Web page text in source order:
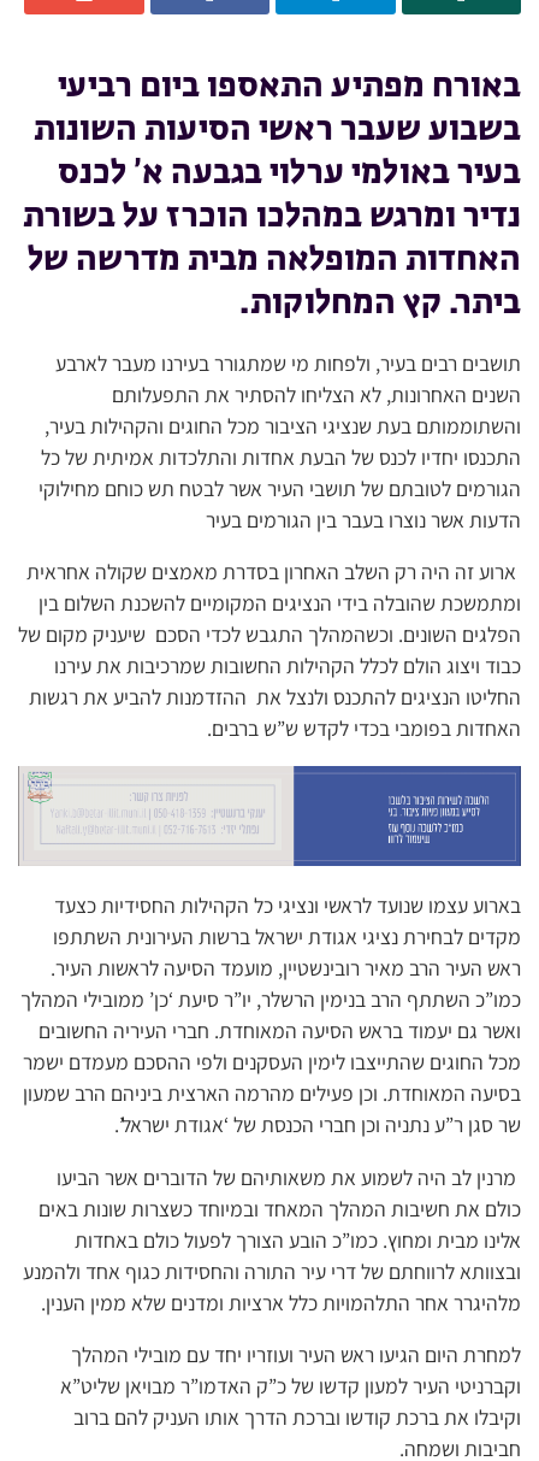
באורח מפתיע התאספו ביום רביעי
בשבוע שעבר ראשי הסיעות השונות
בעיר באולמי ערלוי בגבעה א’ לכנס
נדיר ומרגש במהלכו הוכרז על בשורת
האחדות המופלאה מבית מדרשה של
ביתר. קץ המחלוקות.
תושבים רבים בעיר, ולפחות מי שמתגורר בעירנו מעבר לארבע
השנים האחרונות, לא הצליחו להסתיר את התפעלותם
והשתוממותם בעת שנציגי הציבור מכל החוגים והקהילות בעיר,
התכנסו יחדיו לכנס של הבעת אחדות והתלכדות אמיתית של כל
הגורמים לטובתם של תושבי העיר אשר לבטח תש כוחם מחילוקי
הדעות אשר נוצרו בעבר בין הגורמים בעיר
ארוע זה היה רק השלב האחרון בסדרת מאמצים שקולה אחראית
ומתמשכת שהובלה בידי הנציגים המקומיים להשכנת השלום בין
הפלגים השונים. וכשהמהלך התגבש לכדי הסכם שיעניק מקום של
כבוד ויצוג הולם לכלל הקהילות החשובות שמרכיבות את עירנו
החליטו הנציגים להתכנס ולנצל את ההזדמנות להביע את רגשות
האחדות בפומבי בכדי לקדש ש”ש ברבים.
בארוע עצמו שנועד לראשי ונציגי כל הקהילות החסידיות כצעד
מקדים לבחירת נציגי אגודת ישראל ברשות העירונית השתתפו
ראש העיר הרב מאיר רובינשטיין, מועמד הסיעה לראשות העיר.
כמו”כ השתתף הרב בנימין הרשלר, יו”ר סיעת ‘כן’ ממובילי המהלך
ואשר גם יעמוד בראש הסיעה המאוחדת. חברי העיריה החשובים
מכל החוגים שהתייצבו לימין העסקנים ולפי ההסכם מעמדם ישמר
בסיעה המאוחדת. וכן פעילים מהרמה הארצית ביניהם הרב שמעון
שר סגן ר”ע נתניה וכן חברי הכנסת של ‘אגודת ישראל’.
מרנין לב היה לשמוע את משאותיהם של הדוברים אשר הביעו
כולם את חשיבות המהלך המאחד ובמיוחד כשצרות שונות באים
אלינו מבית ומחוץ. כמו”כ הובע הצורך לפעול כולם באחדות
ובצוותא לרווחתם של דרי עיר התורה והחסידות כגוף אחד ולהמנע
מלהיגרר אחר התלהמויות כלל ארציות ומדנים שלא ממין הענין.
למחרת היום הגיעו ראש העיר ועוזריו יחד עם מובילי המהלך
וקברניטי העיר למעון קדשו של כ”ק האדמו”ר מבויאן שליט”א
וקיבלו את ברכת קודשו וברכת הדרך אותו העניק להם ברוב
חביבות ושמחה.